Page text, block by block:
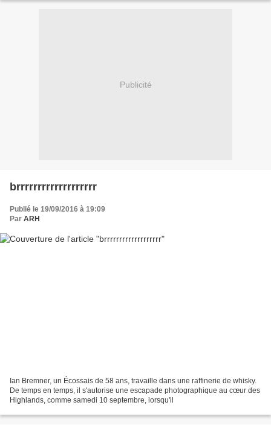
Publicité
brrrrrrrrrrrrrrrrrrr
Publié le 19/09/2016 à 19:09
Par ARH
Ian Bremner, un Écossais de 58 ans, travaille dans une raffinerie de whisky.
De temps en temps, il s'autorise une escapade photographique au cœur des
Highlands, comme samedi 10 septembre, lorsqu'il